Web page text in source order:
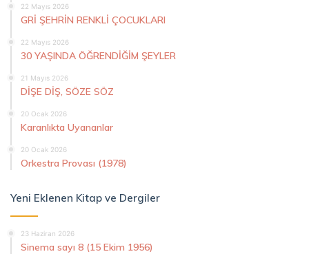
22 Mayıs 2026
GRİ ŞEHRİN RENKLİ ÇOCUKLARI
22 Mayıs 2026
30 YAŞINDA ÖĞRENDİĞİM ŞEYLER
21 Mayıs 2026
DİŞE DİŞ, SÖZE SÖZ
20 Ocak 2026
Karanlıkta Uyananlar
20 Ocak 2026
Orkestra Provası (1978)
Yeni Eklenen Kitap ve Dergiler
23 Haziran 2026
Sinema sayı 8 (15 Ekim 1956)